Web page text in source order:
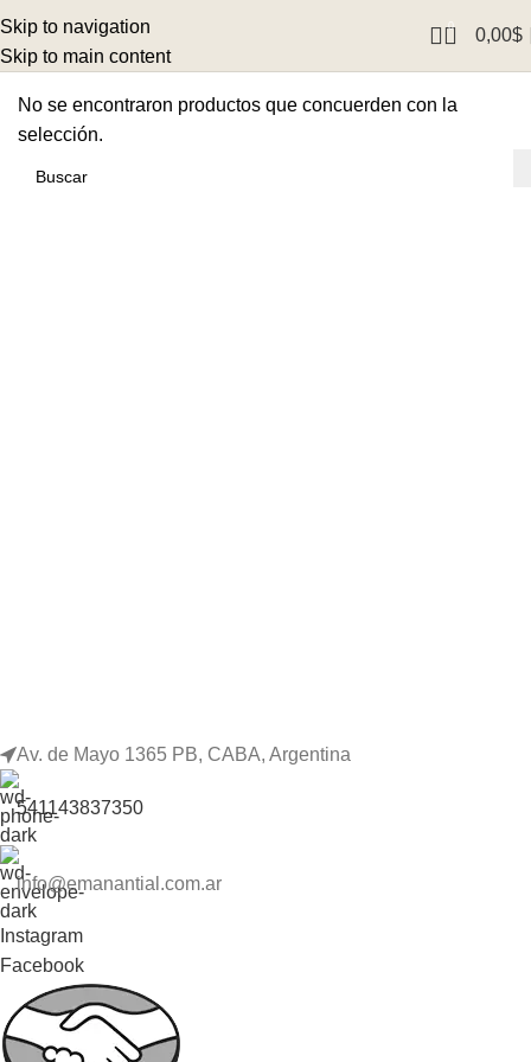
Skip to navigation
Skip to main content
0 0,00$
No se encontraron productos que concuerden con la
selección.
Av. de Mayo 1365 PB, CABA, Argentina
541143837350
info@emanantial.com.ar
Instagram
Facebook